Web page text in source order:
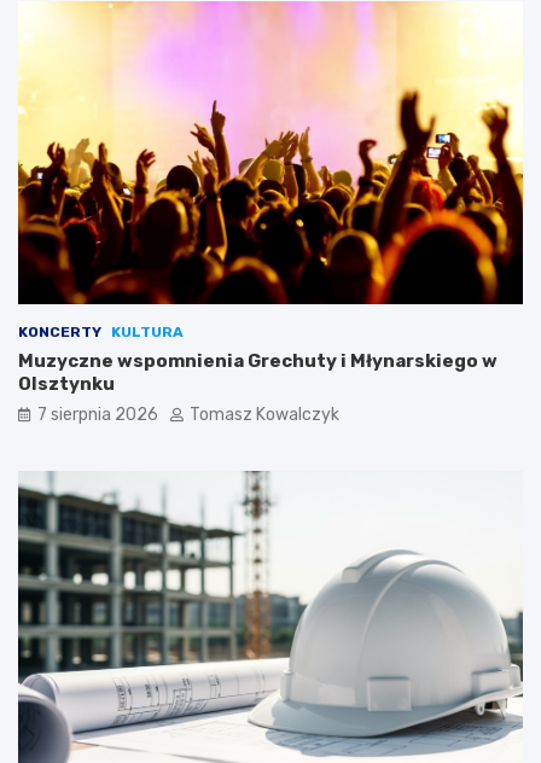
KONCERTY KULTURA
Muzyczne wspomnienia Grechuty i Młynarskiego w
Olsztynku
7 sierpnia 2026 Tomasz Kowalczyk